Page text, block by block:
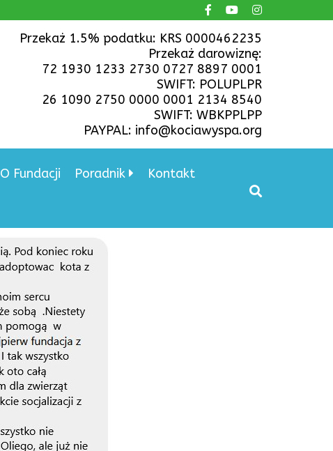
Przekaż 1.5% podatku: KRS 0000462235
Przekaż darowiznę:
72 1930 1233 2730 0727 8897 0001
SWIFT: POLUPLPR
26 1090 2750 0000 0001 2134 8540
SWIFT: WBKPPLPP
PAYPAL: info@kociawyspa.org
O Fundacji Poradnik Kontakt